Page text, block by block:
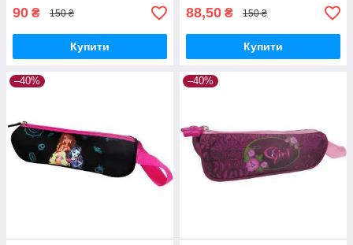
90 ₴ 150 ₴
Купити
88,50 ₴ 150 ₴
Купити
–40% –40%